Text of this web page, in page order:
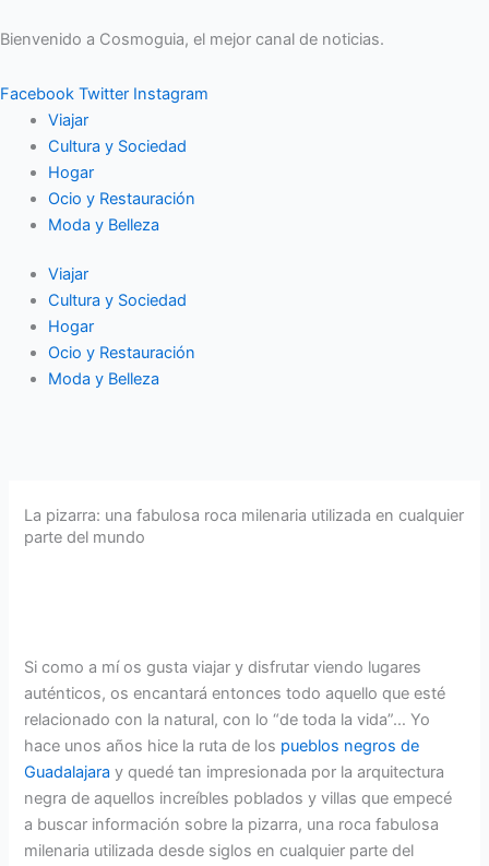
al
Bienvenido a Cosmoguia, el mejor canal de noticias.
Facebook Twitter Instagram
Viajar
Cultura y Sociedad
Hogar
Ocio y Restauración
Moda y Belleza
Viajar
Cultura y Sociedad
Hogar
Ocio y Restauración
Moda y Belleza
La pizarra: una fabulosa roca milenaria utilizada en cualquier
parte del mundo
Si como a mí os gusta viajar y disfrutar viendo lugares
auténticos, os encantará entonces todo aquello que esté
relacionado con la natural, con lo “de toda la vida”… Yo
hace unos años hice la ruta de los pueblos negros de
Guadalajara y quedé tan impresionada por la arquitectura
negra de aquellos increíbles poblados y villas que empecé
a buscar información sobre la pizarra, una roca fabulosa
milenaria utilizada desde siglos en cualquier parte del